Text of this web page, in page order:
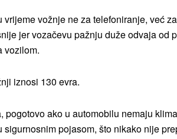
vožnje ne za telefoniranje, već
jer vozačevu pažnju duže odvaja od
vozilom.
iznosi 130 evra.
ako u automobilu nemaju
pojasom, što nikako nije